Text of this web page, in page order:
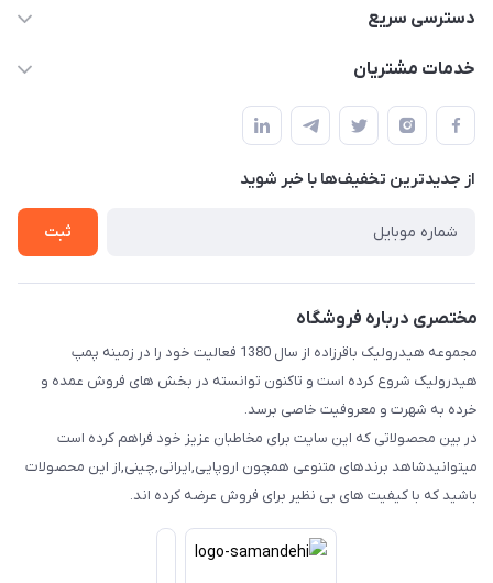
04432336021
دسترسی سریع
حساب کاربری
لیست محصولات
درباره ما
خدمات مشتریان
قوانین و مقررات
حریم خصوصی
راهنما
از جدید‌ترین تخفیف‌ها با‌ خبر شوید
ثبت
مختصری درباره فروشگاه
مجموعه هیدرولیک باقرزاده از سال 1380 فعالیت خود را در زمینه پمپ
هیدرولیک شروع کرده است و تاکنون توانسته در بخش های فروش عمده و
خرده به شهرت و معروفیت خاصی برسد.
در بین محصولاتی که این سایت برای مخاطبان عزیز خود فراهم کرده است
میتوانیدشاهد برندهای متنوعی همچون اروپایی,ایرانی,چینی,از این محصولات
باشید که با کیفیت های بی نظیر برای فروش عرضه کرده اند.